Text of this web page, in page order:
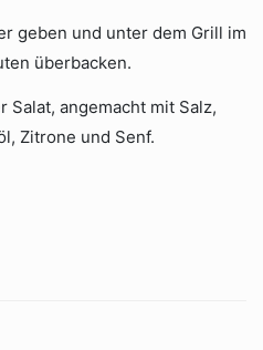
geben und unter dem Grill im
überbacken.
Salat, angemacht mit Salz,
Zitrone und Senf.